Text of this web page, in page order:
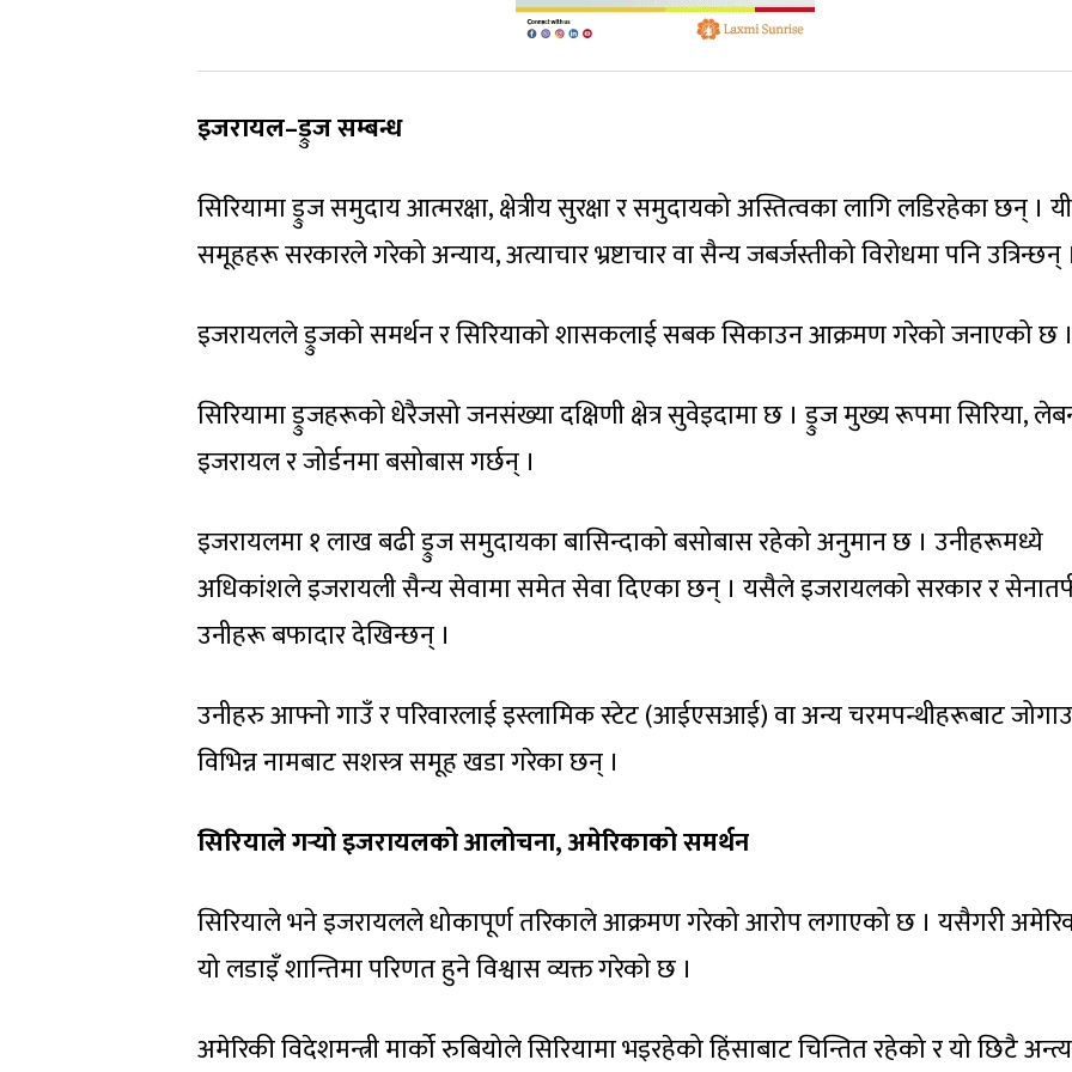
इजरायल–ड्रुज सम्बन्ध
सिरियामा ड्रुज समुदाय आत्मरक्षा, क्षेत्रीय सुरक्षा र समुदायको अस्तित्वका लागि लडिरहेका छन् । यी
समूहहरू सरकारले गरेको अन्याय, अत्याचार भ्रष्टाचार वा सैन्य जबर्जस्तीको विरोधमा पनि उत्रिन्छन् ।
इजरायलले ड्रुजको समर्थन र सिरियाको शासकलाई सबक सिकाउन आक्रमण गरेको जनाएको छ ।
सिरियामा ड्रुजहरूको धेरैजसो जनसंख्या दक्षिणी क्षेत्र सुवेइदामा छ । ड्रुज मुख्य रूपमा सिरिया,
इजरायल र जोर्डनमा बसोबास गर्छन् ।
इजरायलमा १ लाख बढी ड्रुज समुदायका बासिन्दाको बसोबास रहेको अनुमान छ । उनीहरूमध्ये
अधिकांशले इजरायली सैन्य सेवामा समेत सेवा दिएका छन् । यसैले इजरायलको सरकार र
उनीहरू बफादार देखिन्छन् ।
उनीहरु आफ्नो गाउँ र परिवारलाई इस्लामिक स्टेट (आईएसआई) वा अन्य चरमपन्थीहरूबाट
विभिन्न नामबाट सशस्त्र समूह खडा गरेका छन् ।
सिरियाले गर्‍यो इजरायलको आलोचना,अमेरिकाको समर्थन
सिरियाले भने इजरायलले धोकापूर्ण तरिकाले आक्रमण गरेको आरोप लगाएको छ । यसैगरी
यो लडाइँ शान्तिमा परिणत हुने विश्वास व्यक्त गरेको छ ।
अमेरिकी विदेशमन्त्री मार्को रुबियोले सिरियामा भइरहेको हिंसाबाट चिन्तित रहेको र यो छिटै